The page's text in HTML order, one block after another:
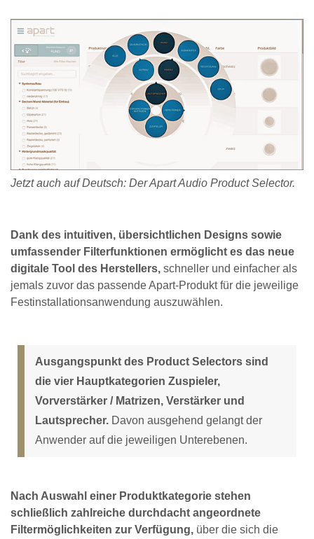
Jetzt auch auf Deutsch: Der Apart Audio Product Selector.
Dank des intuitiven, übersichtlichen Designs sowie
umfassender Filterfunktionen ermöglicht es das neue
digitale Tool des Herstellers, schneller und einfacher als
jemals zuvor das passende Apart-Produkt für die jeweilige
Festinstallationsanwendung auszuwählen.
Ausgangspunkt des Product Selectors sind
die vier Hauptkategorien Zuspieler,
Vorverstärker / Matrizen, Verstärker und
Lautsprecher. Davon ausgehend gelangt der
Anwender auf die jeweiligen Unterebenen.
Nach Auswahl einer Produktkategorie stehen
schließlich zahlreiche durchdacht angeordnete
Filtermöglichkeiten zur Verfügung, über die sich die